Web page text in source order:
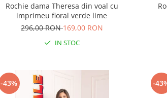
Rochie dama Theresa din voal cu
imprimeu floral verde lime
296,00 RON169,00 RON
IN STOC
-43% -